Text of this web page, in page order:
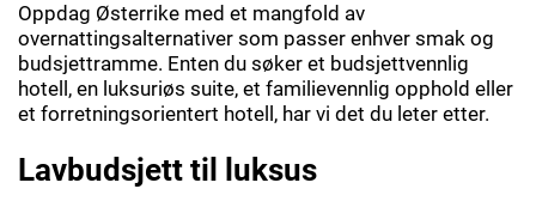
Oppdag Østerrike med et mangfold av
overnattingsalternativer som passer enhver smak og
budsjettramme. Enten du søker et budsjettvennlig
hotell, en luksuriøs suite, et familievennlig opphold eller
et forretningsorientert hotell, har vi det du leter etter.
Lavbudsjett til luksus